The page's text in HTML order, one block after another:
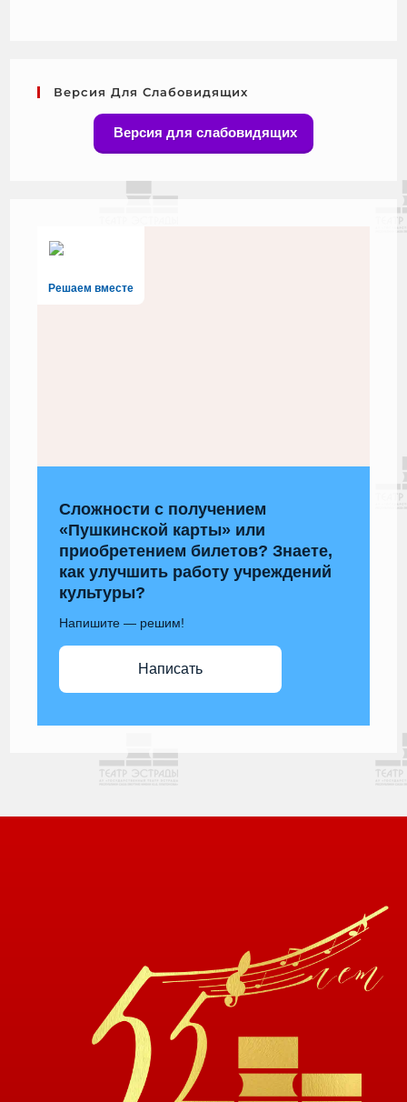
Версия Для Слабовидящих
Версия для слабовидящих
Решаем вместе
Сложности с получением
«Пушкинской карты» или
приобретением билетов? Знаете,
как улучшить работу учреждений
культуры?
Напишите — решим!
Написать